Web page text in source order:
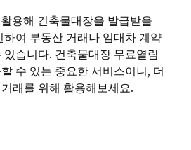
용해 건축물대장을 발급받을
하여 부동산 거래나 임대차 계약
습니다. 건축물대장 무료열람
수 있는 중요한 서비스이니, 더
래를 위해 활용해보세요.